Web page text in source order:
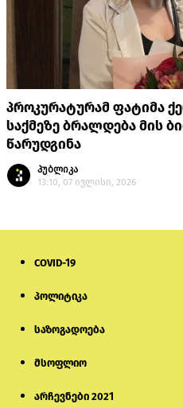
პროკურატურამ ფატიმა
საქმეზე ბრალდება მის
წარუდგინა
პუბლიკა
13:10, 07 ივლისი, 2026
COVID-19
პოლიტიკა
საზოგადოება
მსოფლიო
არჩევნები 2021